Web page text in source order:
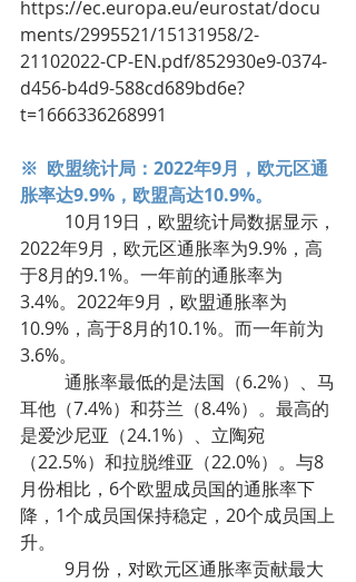
https://ec.europa.eu/eurostat/docu
ments/2995521/15131958/2-
21102022-CP-EN.pdf/852930e9-0374-
d456-b4d9-588cd689bd6e?
t=1666336268991
※  欧盟统计局：2022年9月，欧元区通
胀率达9.9%，欧盟高达10.9%。
2022年9月，欧元区通胀率为9.9%，高
于8月的9.1%。一年前的通胀率为
3.4%。2022年9月，欧盟通胀率为
10.9%，高于8月的10.1%。而一年前为
3.6%。
耳他（7.4%）和芬兰（8.4%）。最高的
是爱沙尼亚（24.1%）、立陶宛
（22.5%）和拉脱维亚（22.0%）。与8
月份相比，6个欧盟成员国的通胀率下
降，1个成员国保持稳定，20个成员国上
升。